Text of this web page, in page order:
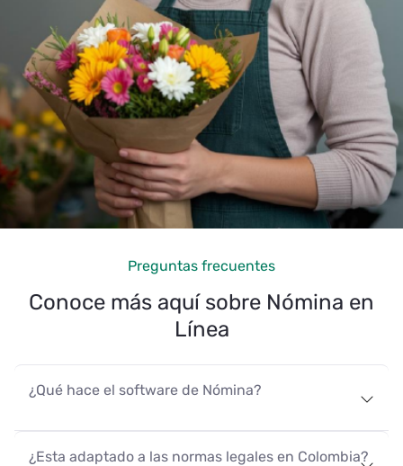
Preguntas frecuentes
Conoce más aquí sobre Nómina en
Línea
¿Qué hace el software de Nómina?
¿Esta adaptado a las normas legales en Colombia?